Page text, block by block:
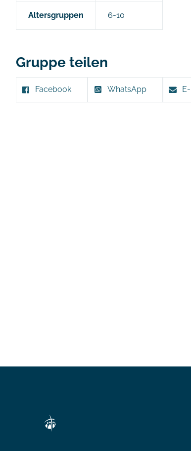
Altersgruppen 6-10
Gruppe teilen
Facebook WhatsApp